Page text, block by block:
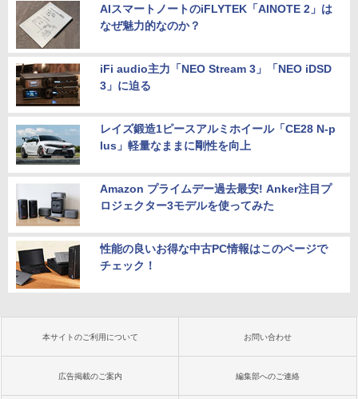
AIスマートノートのiFLYTEK「AINOTE 2」は
なぜ魅力的なのか？
iFi audio主力「NEO Stream 3」「NEO iDSD
3」に迫る
レイズ鍛造1ピースアルミホイール「CE28 N-p
lus」軽量なままに剛性を向上
Amazon プライムデー過去最安! Anker注目プ
ロジェクター3モデルを使ってみた
性能の良いお得な中古PC情報はこのページで
チェック！
本サイトのご利用について お問い合わせ
広告掲載のご案内 編集部へのご連絡